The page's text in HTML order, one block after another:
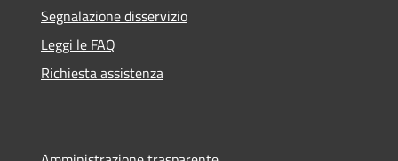
Segnalazione disservizio
Leggi le FAQ
Richiesta assistenza